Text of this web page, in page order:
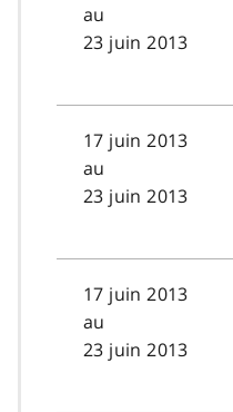
au
23 juin 2013
17 juin 2013
au
23 juin 2013
17 juin 2013
au
23 juin 2013